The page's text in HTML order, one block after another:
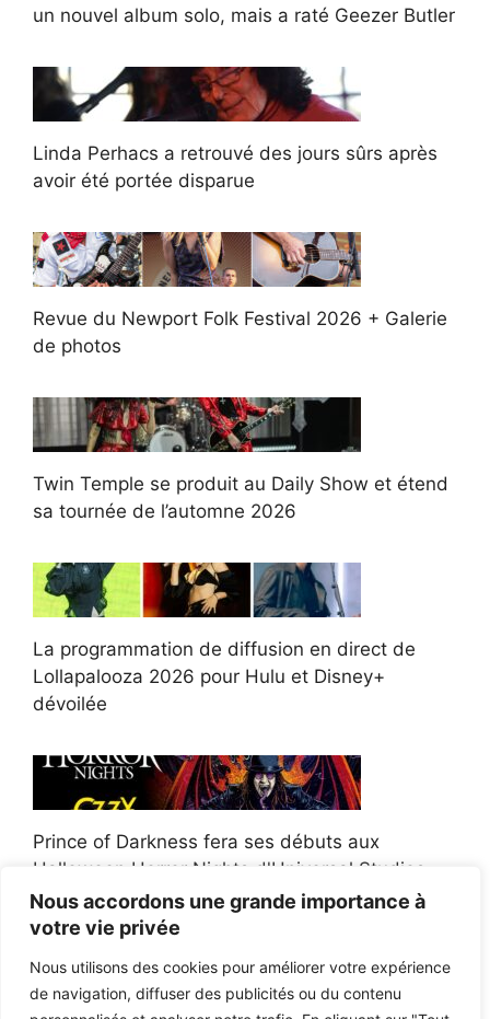
Nous accordons une grande importance à
votre vie privée
Nous utilisons des cookies pour améliorer votre expérience
de navigation, diffuser des publicités ou du contenu
un nouvel album solo, mais a raté Geezer Butler
Linda Perhacs a retrouvé des jours sûrs après
avoir été portée disparue
Revue du Newport Folk Festival 2026 + Galerie
de photos
Twin Temple se produit au Daily Show et étend
sa tournée de l’automne 2026
La programmation de diffusion en direct de
Lollapalooza 2026 pour Hulu et Disney+
dévoilée
Prince of Darkness fera ses débuts aux
Halloween Horror Nights d'Universal Studios
Afroman poursuit un policier de l'Ohio après la